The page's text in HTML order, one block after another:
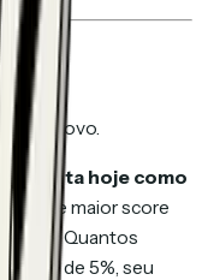
novo.
conta hoje como
de maior score
Quantos
de 5%, seu